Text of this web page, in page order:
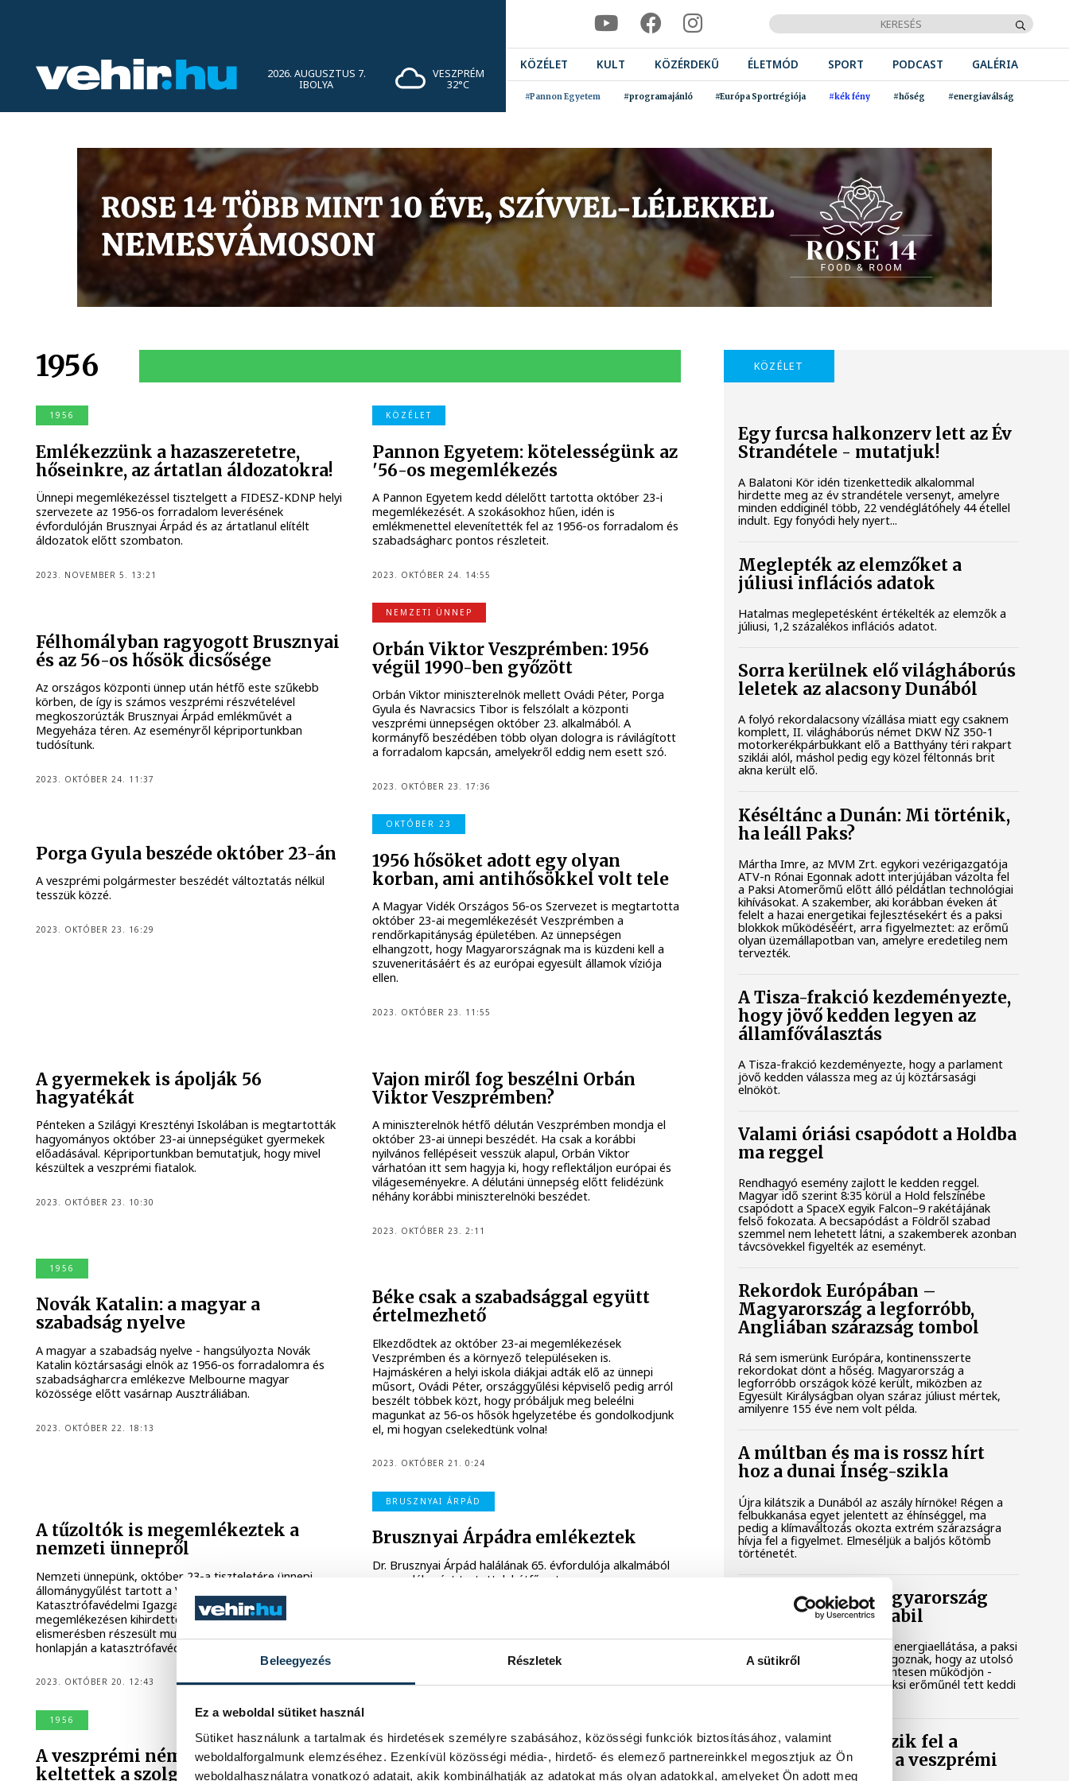
Beleegyezés Részletek A sütikről
Ez a weboldal sütiket használ
Sütiket használunk a tartalmak és hirdetések személyre szabásához, közösségi funkciók biztosításához, valamint
weboldalforgalmunk elemzéséhez. Ezenkívül közösségi média-, hirdető- és elemező partnereinkkel megosztjuk az Ön
weboldalhasználatra vonatkozó adatait, akik kombinálhatják az adatokat más olyan adatokkal, amelyeket Ön adott meg
2026. AUGUSZTUS 7.
IBOLYA
VESZPRÉM
32°C
KÖZÉLET KULT KÖZÉRDEKŰ ÉLETMÓD SPORT PODCAST GALÉRIA
#Pannon Egyetem #programajánló #Európa Sportrégiója #kék fény #hőség #energiaválság
1956
1956
Emlékezzünk a hazaszeretetre,
hőseinkre, az ártatlan áldozatokra!
Ünnepi megemlékezéssel tisztelgett a FIDESZ-KDNP helyi
szervezete az 1956-os forradalom leverésének
évfordulóján Brusznyai Árpád és az ártatlanul elítélt
áldozatok előtt szombaton.
2023. NOVEMBER 5. 13:21
KÖZÉLET
Pannon Egyetem: kötelességünk az
'56-os megemlékezés
A Pannon Egyetem kedd délelőtt tartotta október 23-i
megemlékezését. A szokásokhoz hűen, idén is
emlékmenettel elevenítették fel az 1956-os forradalom és
szabadságharc pontos részleteit.
2023. OKTÓBER 24. 14:55
Félhomályban ragyogott Brusznyai
és az 56-os hősök dicsősége
Az országos központi ünnep után hétfő este szűkebb
körben, de így is számos veszprémi részvételével
megkoszorúzták Brusznyai Árpád emlékművét a
Megyeháza téren. Az eseményről képriportunkban
tudósítunk.
2023. OKTÓBER 24. 11:37
NEMZETI ÜNNEP
Orbán Viktor Veszprémben: 1956
végül 1990-ben győzött
Orbán Viktor miniszterelnök mellett Ovádi Péter, Porga
Gyula és Navracsics Tibor is felszólalt a központi
veszprémi ünnepségen október 23. alkalmából. A
kormányfő beszédében több olyan dologra is rávilágított
a forradalom kapcsán, amelyekről eddig nem esett szó.
2023. OKTÓBER 23. 17:36
Porga Gyula beszéde október 23-án
A veszprémi polgármester beszédét változtatás nélkül
tesszük közzé.
2023. OKTÓBER 23. 16:29
OKTÓBER 23
1956 hősöket adott egy olyan
korban, ami antihősökkel volt tele
A Magyar Vidék Országos 56-os Szervezet is megtartotta
október 23-ai megemlékezését Veszprémben a
rendőrkapitányság épületében. Az ünnepségen
elhangzott, hogy Magyarországnak ma is küzdeni kell a
szuveneritásáért és az európai egyesült államok víziója
ellen.
2023. OKTÓBER 23. 11:55
A gyermekek is ápolják 56
hagyatékát
Pénteken a Szilágyi Kresztényi Iskolában is megtartották
hagyományos október 23-ai ünnepségüket gyermekek
előadásával. Képriportunkban bemutatjuk, hogy mivel
készültek a veszprémi fiatalok.
2023. OKTÓBER 23. 10:30
Vajon miről fog beszélni Orbán
Viktor Veszprémben?
A miniszterelnök hétfő délután Veszprémben mondja el
október 23-ai ünnepi beszédét. Ha csak a korábbi
nyilvános fellépéseit vesszük alapul, Orbán Viktor
várhatóan itt sem hagyja ki, hogy reflektáljon európai és
világeseményekre. A délutáni ünnepség előtt felidézünk
néhány korábbi miniszterelnöki beszédet.
2023. OKTÓBER 23. 2:11
1956
Novák Katalin: a magyar a
szabadság nyelve
A magyar a szabadság nyelve - hangsúlyozta Novák
Katalin köztársasági elnök az 1956-os forradalomra és
szabadságharcra emlékezve Melbourne magyar
közössége előtt vasárnap Ausztráliában.
2023. OKTÓBER 22. 18:13
Béke csak a szabadsággal együtt
értelmezhető
Elkezdődtek az október 23-ai megemlékezések
Veszprémben és a környező településeken is.
Hajmáskéren a helyi iskola diákjai adták elő az ünnepi
műsort, Ovádi Péter, országgyűlési képviselő pedig arról
beszélt többek közt, hogy próbáljuk meg beleélni
magunkat az 56-os hősök hgelyzetébe és gondolkodjunk
el, mi hogyan cselekedtünk volna!
2023. OKTÓBER 21. 0:24
A tűzoltók is megemlékeztek a
nemzeti ünnepről
Nemzeti ünnepünk, október 23-a tiszteletére ünnepi
állománygyűlést tartott a Veszprém Vármegyei
Katasztrófavédelmi Igazgatóság október huszadikán. A
megemlékezésen kihirdették a miniszteri és főigazgatói
elismerésben részesült munkatársakat is – számolt be
honlapján a katasztrófavédelem.
2023. OKTÓBER 20. 12:43
BRUSZNYAI ÁRPÁD
Brusznyai Árpádra emlékeztek
Dr. Brusznyai Árpád halálának 65. évfordulója alkalmából
megemlékezést tartottak hétfő este.
1956
A veszprémi néma nők félelmet
keltettek a szolgalelkű hatalom
Rétvári Bence Veszprémben:
minden nemzet természetes
KÖZÉLET
Egy furcsa halkonzerv lett az Év
Strandétele - mutatjuk!
A Balatoni Kör idén tizenkettedik alkalommal
hirdette meg az év strandétele versenyt, amelyre
minden eddiginél több, 22 vendéglátóhely 44 étellel
indult. Egy fonyódi hely nyert...
Meglepték az elemzőket a
júliusi inflációs adatok
Hatalmas meglepetésként értékelték az elemzők a
júliusi, 1,2 százalékos inflációs adatot.
Sorra kerülnek elő világháborús
leletek az alacsony Dunából
A folyó rekordalacsony vízállása miatt egy csaknem
komplett, II. világháborús német DKW NZ 350-1
motorkerékpárbukkant elő a Batthyány téri rakpart
sziklái alól, máshol pedig egy közel féltonnás brit
akna került elő.
Késéltánc a Dunán: Mi történik,
ha leáll Paks?
Mártha Imre, az MVM Zrt. egykori vezérigazgatója
ATV-n Rónai Egonnak adott interjújában vázolta fel
a Paksi Atomerőmű előtt álló példátlan technológiai
kihívásokat. A szakember, aki korábban éveken át
felelt a hazai energetikai fejlesztésekért és a paksi
blokkok működéséért, arra figyelmeztet: az erőmű
olyan üzemállapotban van, amelyre eredetileg nem
tervezték.
A Tisza-frakció kezdeményezte,
hogy jövő kedden legyen az
államfőválasztás
A Tisza-frakció kezdeményezte, hogy a parlament
jövő kedden válassza meg az új köztársasági
elnököt.
Valami óriási csapódott a Holdba
ma reggel
Rendhagyó esemény zajlott le kedden reggel.
Magyar idő szerint 8:35 körül a Hold felszínébe
csapódott a SpaceX egyik Falcon–9 rakétájának
felső fokozata. A becsapódást a Földről szabad
szemmel nem lehetett látni, a szakemberek azonban
távcsövekkel figyelték az eseményt.
Rekordok Európában –
Magyarország a legforróbb,
Angliában szárazság tombol
Rá sem ismerünk Európára, kontinensszerte
rekordokat dönt a hőség. Magyarország a
legforróbb országok közé került, miközben az
Egyesült Királyságban olyan száraz júliust mértek,
amilyenre 155 éve nem volt példa.
A múltban és ma is rossz hírt
hoz a dunai Ínség-szikla
Újra kilátszik a Dunából az aszály hírnöke! Régen a
felbukkanása egyet jelentett az éhínséggel, ma
pedig a klímaváltozás okozta extrém szárazságra
hívja fel a figyelmet. Elmeséljük a baljós kőtömb
történetét.
Magyar Péter: Magyarország
energiaellátása stabil
Jelenleg stabil Magyarország energiaellátása, a paksi
erőmű munkatársai azon dolgoznak, hogy az utolsó
még termelő turbina hibamentesen működjön -
közölte a miniszterelnök a paksi erőműnél tett keddi
Játék közben fedezik fel a
tudomány világát a veszprémi